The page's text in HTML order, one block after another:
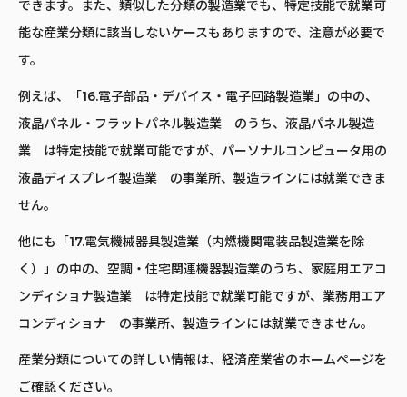
できます。また、類似した分類の製造業でも、特定技能で就業可
能な産業分類に該当しないケースもありますので、注意が必要で
す。
例えば、「16.電子部品・デバイス・電子回路製造業」の中の、
液晶パネル・フラットパネル製造業 のうち、液晶パネル製造
業 は特定技能で就業可能ですが、パーソナルコンピュータ用の
液晶ディスプレイ製造業 の事業所、製造ラインには就業できま
せん。
他にも「17.電気機械器具製造業（内燃機関電装品製造業を除
く）」の中の、空調・住宅関連機器製造業のうち、家庭用エアコ
ンディショナ製造業 は特定技能で就業可能ですが、業務用エア
コンディショナ の事業所、製造ラインには就業できません。
産業分類についての詳しい情報は、経済産業省のホームページを
ご確認ください。